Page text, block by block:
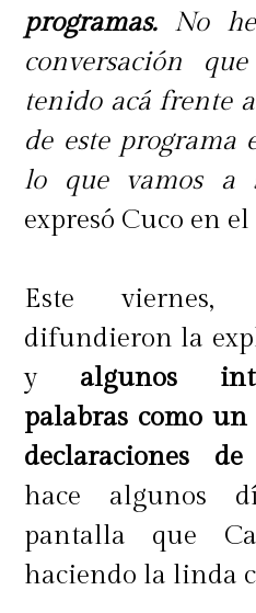
programas.No
conversación
tenido acá frente
de este programa
lo que vamos a
expresó Cuco en
Este viernes,
difundieron la
yalgunos
palabras como
declaraciones
hace algunos
pantalla que
haciendo la linda